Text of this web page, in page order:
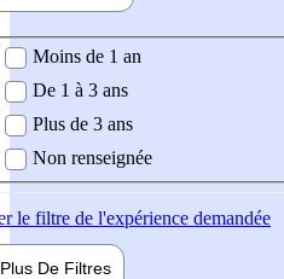
demandée
Moins de 1 an
De 1 à 3 ans
Plus de 3 ans
Non renseignée
le filtre de l'expérience demandée
Plus De Filtres